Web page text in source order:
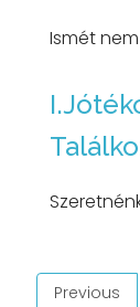
Ismét
Previous